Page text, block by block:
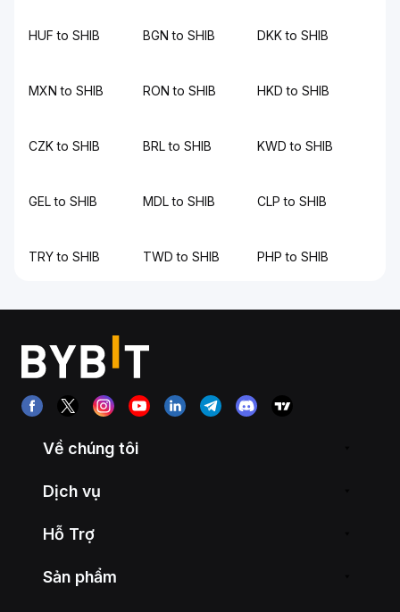
HUF to SHIB BGN to SHIB DKK to SHIB
MXN to SHIB RON to SHIB HKD to SHIB
CZK to SHIB BRL to SHIB KWD to SHIB
GEL to SHIB MDL to SHIB CLP to SHIB
TRY to SHIB TWD to SHIB PHP to SHIB
Về chúng tôi
Dịch vụ
Hỗ Trợ
Sản phẩm